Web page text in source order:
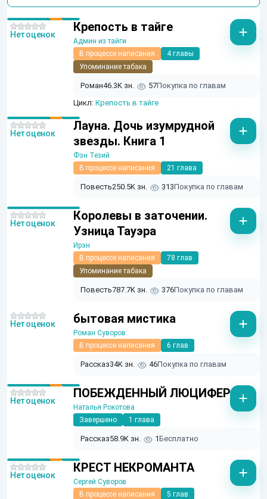
Крепость в тайге
Админ из тайги
В процессе написания
4 главы
Упоминание табака
Роман46.3K зн. 57Покупка по главам
Цикл: Крепость в тайге
Нет оценок
Лауна. Дочь изумрудной
звезды. Книга 1
Фэн Тезий
В процессе написания
21 глава
Повесть250.5K зн. 313Покупка по главам
Нет оценок
Королевы в заточении.
Узница Тауэра
Ирэн
В процессе написания
78 глав
Упоминание табака
Повесть787.7K зн. 376Покупка по главам
Нет оценок
бытовая мистика
Роман Суворов
В процессе написания
6 глав
Рассказ34K зн. 46Покупка по главам
Нет оценок
ПОБЕЖДЕННЫЙ ЛЮЦИФЕР
Наталья Рокотова
Завершено
1 глава
Рассказ58.9K зн. 1Бесплатно
Нет оценок
КРЕСТ НЕКРОМАНТА
Сергей Суворов
В процессе написания
5 глав
Нет оценок